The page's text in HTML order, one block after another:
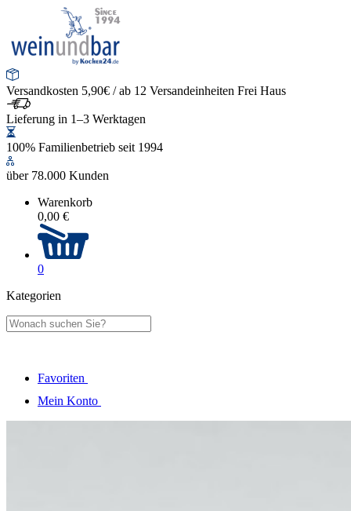
Versandkosten 5,90€ / ab 12 Versandeinheiten Frei Haus
Lieferung in 1–3 Werktagen
100% Familienbetrieb seit 1994
über 78.000 Kunden
Warenkorb
0,00 €
0
Kategorien
Favoriten
Mein Konto